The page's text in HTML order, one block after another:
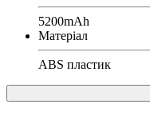
5200mAh
Матеріал
ABS пластик